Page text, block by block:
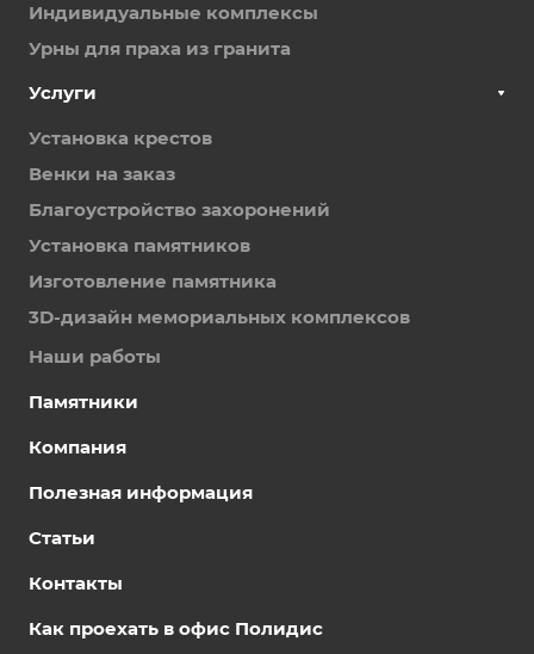
Индивидуальные комплексы
Урны для праха из гранита
Услуги
Установка крестов
Венки на заказ
Благоустройство захоронений
Установка памятников
Изготовление памятника
3D-дизайн мемориальных комплексов
Наши работы
Памятники
Компания
Полезная информация
Статьи
Контакты
Как проехать в офис Полидис